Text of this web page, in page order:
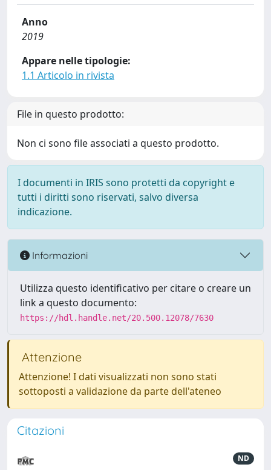
Anno
2019
Appare nelle tipologie:
1.1 Articolo in rivista
File in questo prodotto:
Non ci sono file associati a questo prodotto.
I documenti in IRIS sono protetti da copyright e
tutti i diritti sono riservati, salvo diversa
indicazione.
Informazioni
Utilizza questo identificativo per citare o creare un
link a questo documento:
https://hdl.handle.net/20.500.12078/7630
Attenzione
Attenzione! I dati visualizzati non sono stati
sottoposti a validazione da parte dell'ateneo
Citazioni
ND